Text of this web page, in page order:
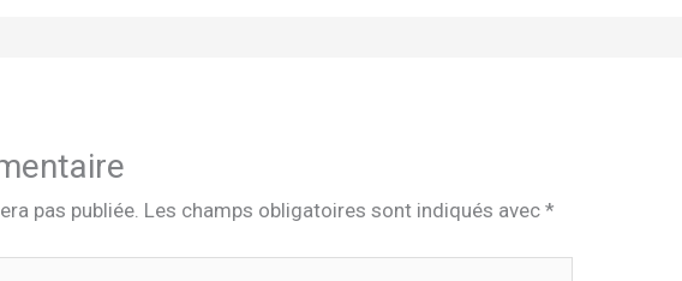
pas publiée. Les champs obligatoires sont indiqués avec*